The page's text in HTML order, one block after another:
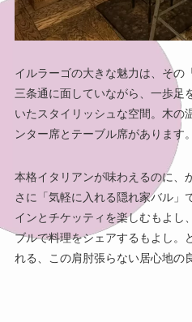
イルラーゴの大きな魅力は、その
三条通に面していながら、一歩足
いたスタイリッシュな空間。木の
ンター席とテーブル席があります。
本格イタリアンが味わえるのに、
さに「気軽に入れる隠れ家バル」
インとチケッティを楽しむもよし
ブルで料理をシェアするもよし。
れる、この肩肘張らない居心地の